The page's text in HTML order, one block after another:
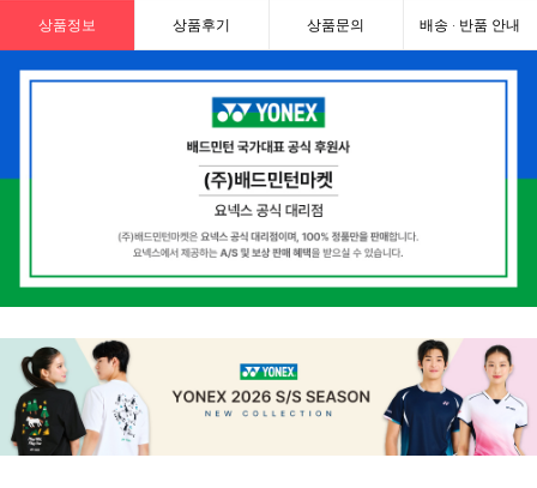
상품정보 상품후기 상품문의 배송 · 반품 안내